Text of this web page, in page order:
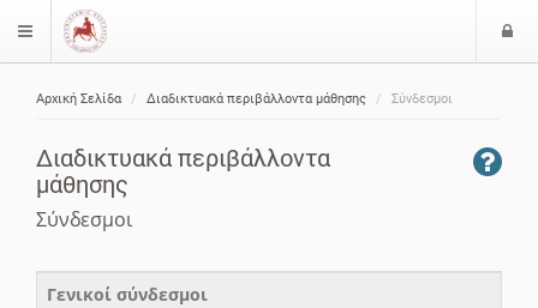
$langMenu
Αρχική Σελίδα Διαδικτυακά περιβάλλοντα μάθησης Σύνδεσμοι
Διαδικτυακά περιβάλλοντα
μάθησης
Σύνδεσμοι
Γενικοί σύνδεσμοι